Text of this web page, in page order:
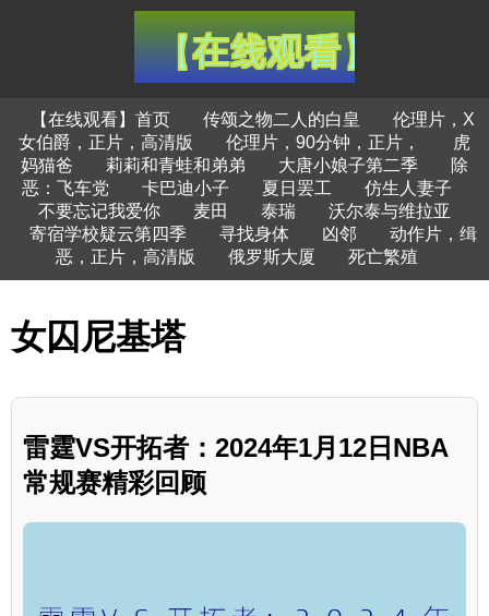
【在线观看】首页 传颂之物二人的白皇
伦理片，X
女伯爵，正片，高清版
伦理片，90分钟，正片，
虎
妈猫爸
莉莉和青蛙和弟弟 大唐小娘子第二季
除
恶：飞车党
卡巴迪小子 夏日罢工
仿生人妻子
不要忘记我爱你
麦田 泰瑞
沃尔泰与维拉亚
寄宿学校疑云第四季
寻找身体 凶邻
动作片，缉
恶，正片，高清版
俄罗斯大厦 死亡繁殖
女囚尼基塔
雷霆VS开拓者：2024年1月12日NBA
常规赛精彩回顾